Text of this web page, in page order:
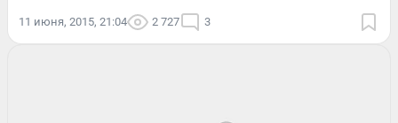
11 июня, 2015, 21:04 2 727 3